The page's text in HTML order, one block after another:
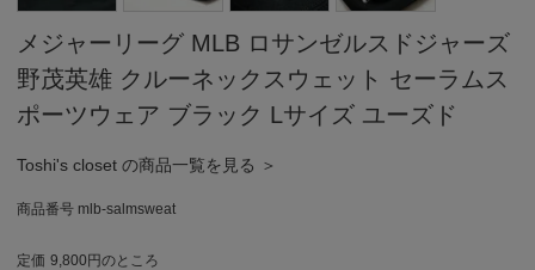
メジャーリーグ MLB ロサンゼルスドジャーズ
野茂英雄 クルーネックスウェット セーラムス
ポーツウェア ブラック Lサイズ ユーズド
Toshi's closet の商品一覧を見る ＞
商品番号 mlb-salmsweat
定価 9,800 のところ